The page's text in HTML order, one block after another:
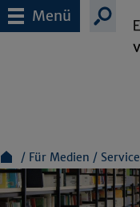
Menü
Für Medien Service